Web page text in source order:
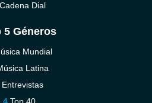
Cadena Dial
5 Géneros
Mundial
Latina
Entrevistas